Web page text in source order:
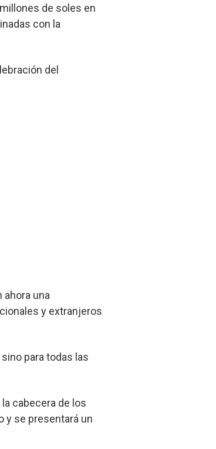
de soles en
con la
del
una
y extranjeros
para todas las
cabecera de los
y se presentará un